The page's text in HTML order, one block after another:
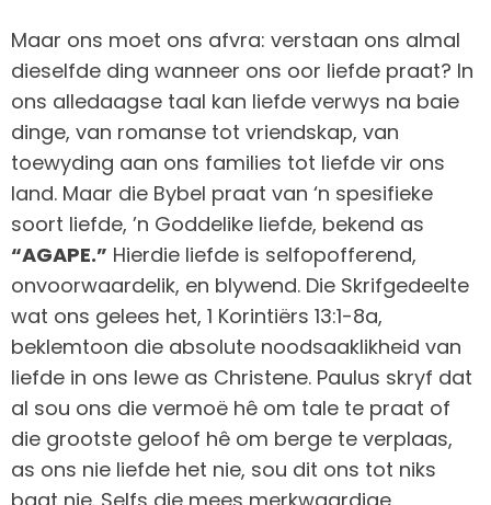
Maar ons moet ons afvra: verstaan ons almal
dieselfde ding wanneer ons oor liefde praat? In
ons alledaagse taal kan liefde verwys na baie
dinge, van romanse tot vriendskap, van
toewyding aan ons families tot liefde vir ons
land. Maar die Bybel praat van ‘n spesifieke
soort liefde, ’n Goddelike liefde, bekend as
“AGAPE.” Hierdie liefde is selfopofferend,
onvoorwaardelik, en blywend. Die Skrifgedeelte
wat ons gelees het, 1 Korintiërs 13:1-8a,
beklemtoon die absolute noodsaaklikheid van
liefde in ons lewe as Christene. Paulus skryf dat
al sou ons die vermoë hê om tale te praat of
die grootste geloof hê om berge te verplaas,
as ons nie liefde het nie, sou dit ons tot niks